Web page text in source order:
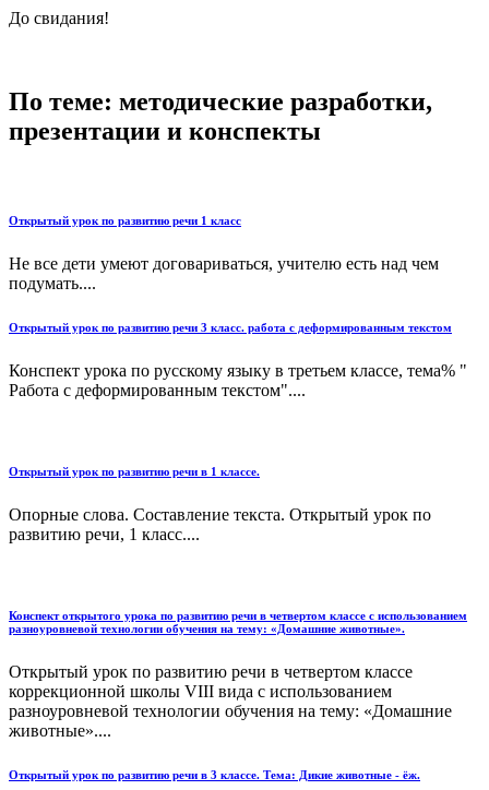
До свидания!
По теме: методические разработки,
презентации и конспекты
Открытый урок по развитию речи 1 класс
Не все дети умеют договариваться, учителю есть над чем
подумать....
Открытый урок по развитию речи 3 класс. работа с деформированным текстом
Конспект урока по русскому языку в третьем классе, тема% "
Работа с деформированным текстом"....
Открытый урок по развитию речи в 1 классе.
Опорные слова. Составление текста. Открытый урок по
развитию речи, 1 класс....
Конспект открытого урока по развитию речи в четвертом классе с использованием
разноуровневой технологии обучения на тему: «Домашние животные».
Открытый урок по развитию речи в четвертом классе
коррекционной школы VIII вида с использованием
разноуровневой технологии обучения на тему: «Домашние
животные»....
Открытый урок по развитию речи в 3 классе. Тема: Дикие животные - ёж.